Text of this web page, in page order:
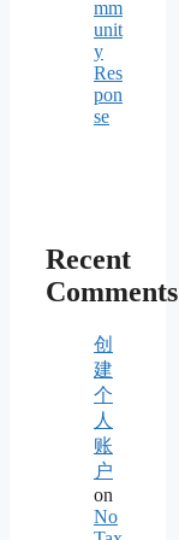
mm
unit
y
Res
pon
se
Recent
Comments
创
建
个
人
账
户
on
No